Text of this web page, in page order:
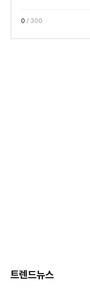
0 / 300
트렌드뉴스